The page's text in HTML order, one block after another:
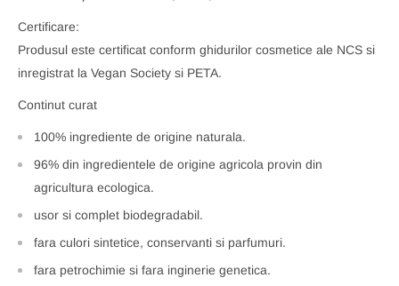
Certificare:
Produsul este certificat conform ghidurilor cosmetice ale NCS si
inregistrat la Vegan Society si PETA.
Continut curat
100% ingrediente de origine naturala.
96% din ingredientele de origine agricola provin din
agricultura ecologica.
usor si complet biodegradabil.
fara culori sintetice, conservanti si parfumuri.
fara petrochimie si fara inginerie genetica.